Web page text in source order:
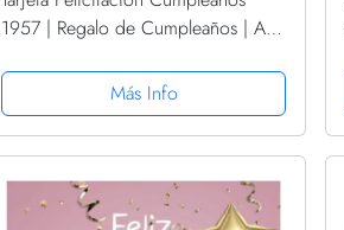
1957 | Regalo de Cumpleaños | Año
Cumpleaños Vintage | cumpleaños
hombre | cumpleaños mujer |...
Más Info